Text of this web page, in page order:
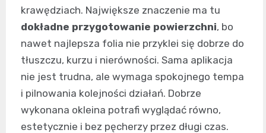
krawędziach. Największe znaczenie ma tu
dokładne przygotowanie powierzchni, bo
nawet najlepsza folia nie przyklei się dobrze do
tłuszczu, kurzu i nierówności. Sama aplikacja
nie jest trudna, ale wymaga spokojnego tempa
i pilnowania kolejności działań. Dobrze
wykonana okleina potrafi wyglądać równo,
estetycznie i bez pęcherzy przez długi czas.